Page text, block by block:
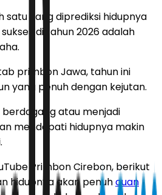
satu yang diprediksi hidupnya
di tahun 2026 adalah
primbon Jawa, tahun ini
yang penuh dengan kejutan.
atau menjadi
mendapati hidupnya makin
Primbon Cirebon, berikut
hidupnya akan penuhcuan